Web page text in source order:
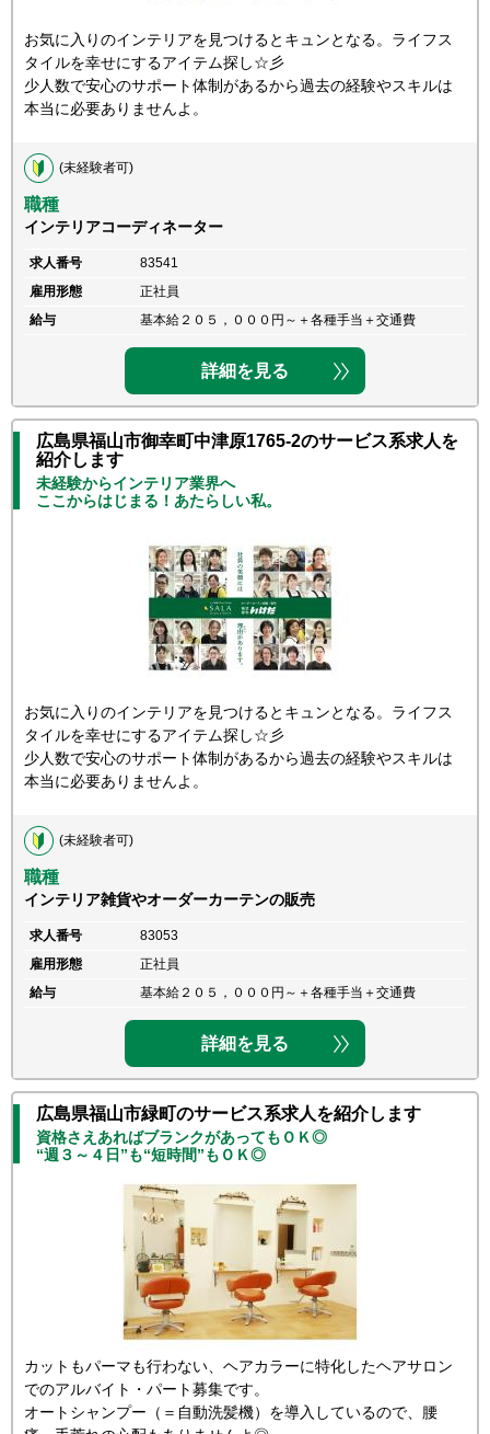
お気に入りのインテリアを見つけるとキュンとなる。ライフス
タイルを幸せにするアイテム探し☆彡
少人数で安心のサポート体制があるから過去の経験やスキルは
本当に必要ありませんよ。
(未経験者可)
職種
インテリアコーディネーター
求人番号
83541
雇用形態
正社員
給与
基本給２０５，０００円～＋各種手当＋交通費
詳細を見る
広島県福山市御幸町中津原1765-2のサービス系求人を
紹介します
未経験からインテリア業界へ
ここからはじまる！あたらしい私。
お気に入りのインテリアを見つけるとキュンとなる。ライフス
タイルを幸せにするアイテム探し☆彡
少人数で安心のサポート体制があるから過去の経験やスキルは
本当に必要ありませんよ。
(未経験者可)
職種
インテリア雑貨やオーダーカーテンの販売
求人番号
83053
雇用形態
正社員
給与
基本給２０５，０００円～＋各種手当＋交通費
詳細を見る
広島県福山市緑町のサービス系求人を紹介します
資格さえあればブランクがあってもＯＫ◎
“週３～４日”も“短時間”もＯＫ◎
カットもパーマも行わない、ヘアカラーに特化したヘアサロン
でのアルバイト・パート募集です。
オートシャンプー（＝自動洗髪機）を導入しているので、腰